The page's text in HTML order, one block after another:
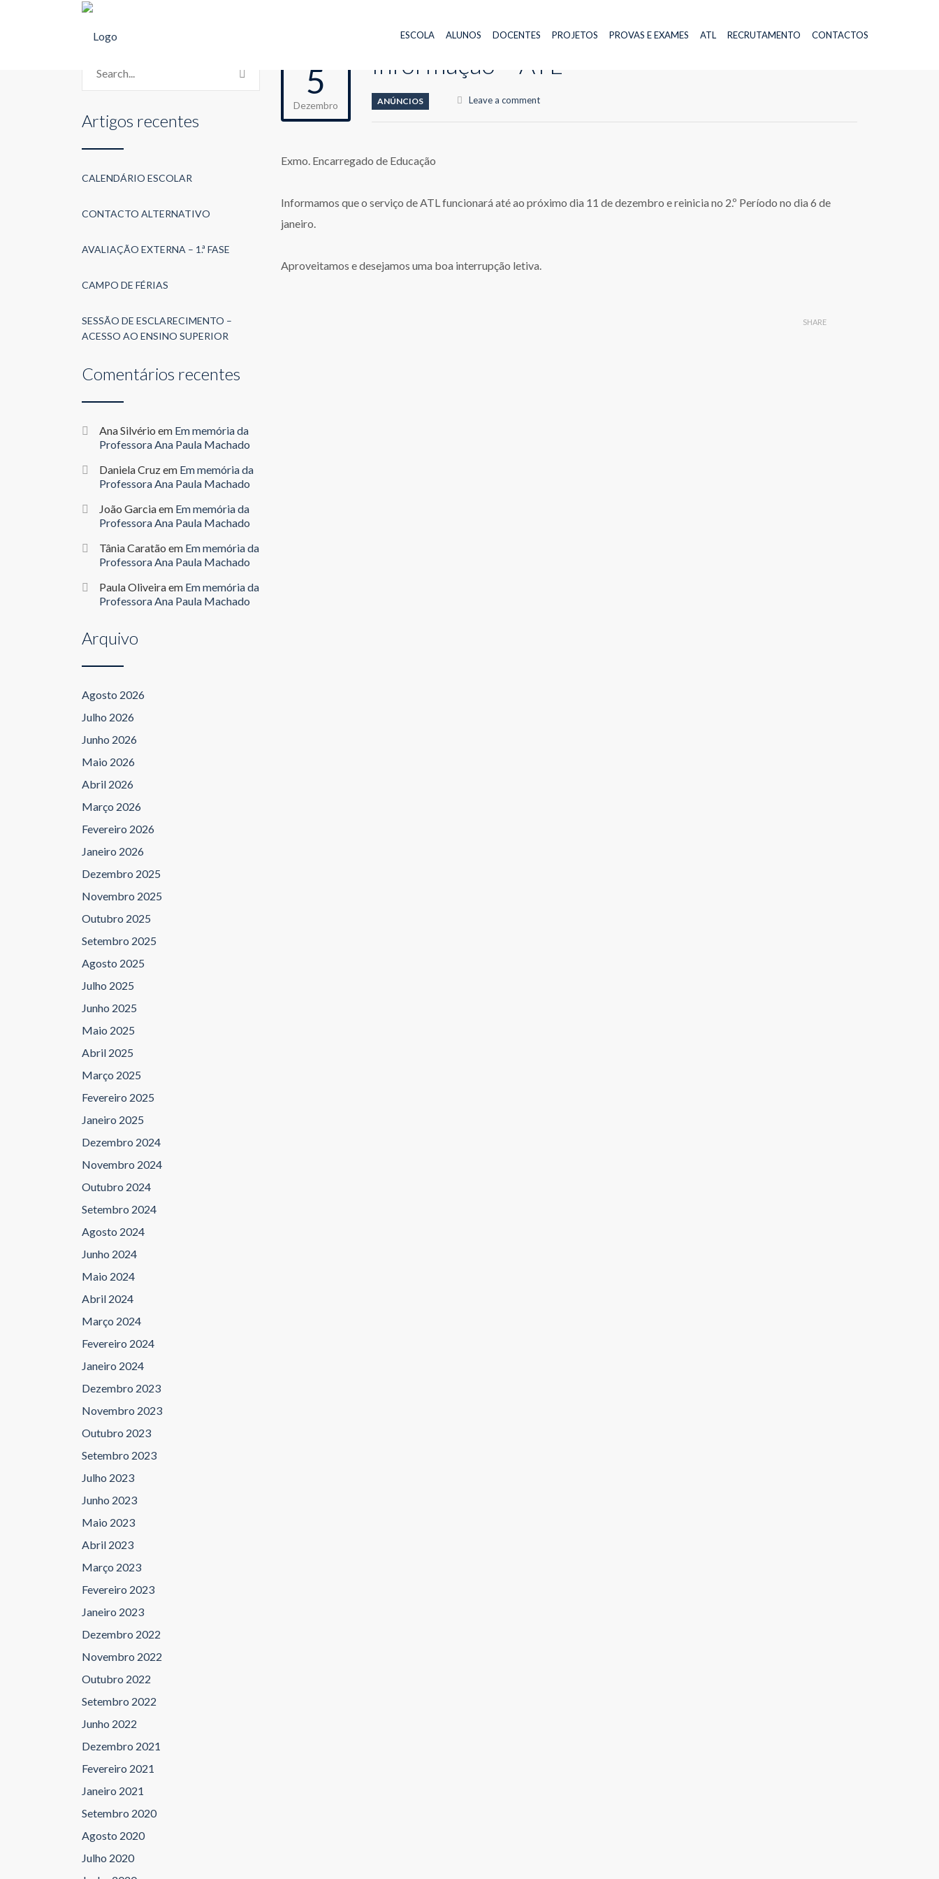
ESCOLA ALUNOS DOCENTES PROJETOS PROVAS E EXAMES ATL RECRUTAMENTO CONTACTOS
5
Dezembro
Informação – ATL
ANÚNCIOS Leave a comment
Exmo. Encarregado de Educação
Informamos que o serviço de ATL funcionará até ao próximo dia 11 de dezembro e reinicia no 2.º Período no dia 6 de
janeiro.
Aproveitamos e desejamos uma boa interrupção letiva.
SHARE
Artigos recentes
CALENDÁRIO ESCOLAR
CONTACTO ALTERNATIVO
AVALIAÇÃO EXTERNA – 1.ª FASE
CAMPO DE FÉRIAS
SESSÃO DE ESCLARECIMENTO –
ACESSO AO ENSINO SUPERIOR
Comentários recentes
Ana Silvério em Em memória da
Professora Ana Paula Machado
Daniela Cruzem Em memória da
Professora Ana Paula Machado
João Garciaem Em memória da
Professora Ana Paula Machado
Tânia Caratão em Em memória da
Professora Ana Paula Machado
Paula Oliveiraem Em memória da
Professora Ana Paula Machado
Arquivo
Agosto 2026
Julho 2026
Junho 2026
Maio 2026
Abril 2026
Março 2026
Fevereiro 2026
Janeiro 2026
Dezembro 2025
Novembro 2025
Outubro 2025
Setembro 2025
Agosto 2025
Julho 2025
Junho 2025
Maio 2025
Abril 2025
Março 2025
Fevereiro 2025
Janeiro 2025
Dezembro 2024
Novembro 2024
Outubro 2024
Setembro 2024
Agosto 2024
Junho 2024
Maio 2024
Abril 2024
Março 2024
Fevereiro 2024
Janeiro 2024
Dezembro 2023
Novembro 2023
Outubro 2023
Setembro 2023
Julho 2023
Junho 2023
Maio 2023
Abril 2023
Março 2023
Fevereiro 2023
Janeiro 2023
Dezembro 2022
Novembro 2022
Outubro 2022
Setembro 2022
Junho 2022
Dezembro 2021
Fevereiro 2021
Janeiro 2021
Setembro 2020
Agosto 2020
Julho 2020